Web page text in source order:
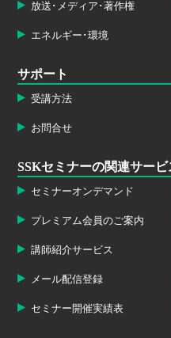
放送･メディア･著作権
エネルギー･環境
サポート
受講方法
お問合せ
SSKセミナーの関連サービ
セミナーオンデマンド
プレミアム会員のご案内
講師紹介サービス
メール配信登録
セミナー開催実績表